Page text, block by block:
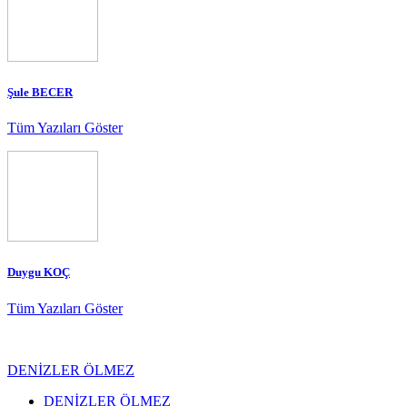
Şule BECER
Tüm Yazıları Göster
Duygu KOÇ
Tüm Yazıları Göster
DENİZLER ÖLMEZ
DENİZLER ÖLMEZ